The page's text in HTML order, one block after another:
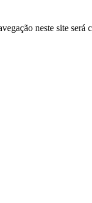
neste site será